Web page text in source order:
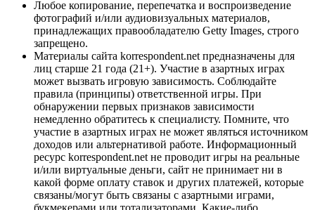
Любое копирование, перепечатка и воспроизведение
фотографий и/или аудиовизуальных материалов,
принадлежащих правообладателю Getty Images, строго
запрещено.
Материалы сайта korrespondent.net предназначены для
лиц старше 21 года (21+). Участие в азартных играх
может вызвать игровую зависимость. Соблюдайте
правила (принципы) ответственной игры. При
обнаружении первых признаков зависимости
немедленно обратитесь к специалисту. Помните, что
участие в азартных играх не может являться источником
доходов или альтернативой работе. Информационный
ресурс korrespondent.net не проводит игры на реальные
и/или виртуальные деньги, сайт не принимает ни в
какой форме оплату ставок и других платежей, которые
связаны/могут быть связаны с азартными играми,
букмекерами или тотализаторами. Какие-либо